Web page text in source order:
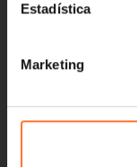
Estadística
Marketing